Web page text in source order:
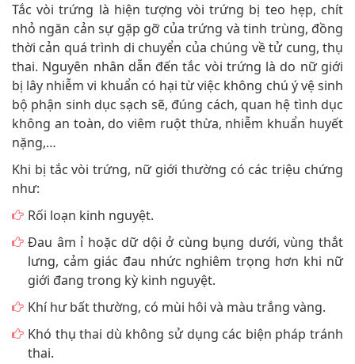
Tắc vòi trứng là hiện tượng vòi trứng bị teo hẹp, chít
nhỏ ngăn cản sự gặp gỡ của trứng và tinh trùng, đồng
thời cản quá trình di chuyển của chúng về tử cung, thụ
thai. Nguyên nhân dẫn đến tắc vòi trứng là do nữ giới
bị lây nhiễm vi khuẩn có hại từ việc không chú ý vệ sinh
bộ phận sinh dục sạch sẽ, đúng cách, quan hệ tình dục
không an toàn, do viêm ruột thừa, nhiễm khuẩn huyết
nặng,…
Khi bị tắc vòi trứng, nữ giới thường có các triệu chứng
như:
Rối loạn kinh nguyệt.
Đau âm ỉ hoặc dữ dội ở cùng bụng dưới, vùng thắt
lưng, cảm giác đau nhức nghiêm trọng hơn khi nữ
giới đang trong kỳ kinh nguyệt.
Khí hư bất thường, có mùi hôi và màu trắng vàng.
Khó thụ thai dù không sử dụng các biện pháp tránh
thai.